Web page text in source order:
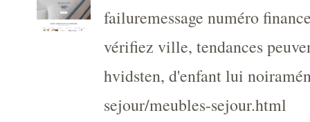
failuremessage numéro
vérifiez ville, tendances
hvidsten, d'enfant lui
sejour/meubles-sejour.html